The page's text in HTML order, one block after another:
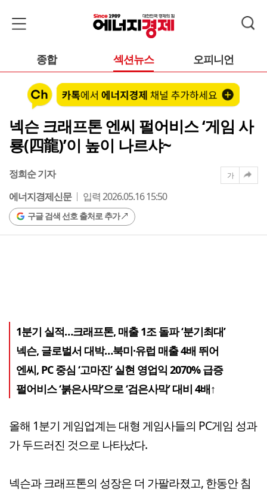
종합 섹션뉴스 오피니언
넥슨 크래프톤 엔씨 펄어비스 ‘게임 사
룡(四龍)’이 높이 나르샤~
정희순 기자
에너지경제신문
입력 2026.05.16 15:50
구글 검색 선호 출처로 추가
가
1분기 실적…크래프톤, 매출 1조 돌파 ‘분기최대’
넥슨, 글로벌서 대박…북미·유럽 매출 4배 뛰어
엔씨, PC 중심 ‘고마진’ 실현 영업익 2070% 급증
펄어비스 ‘붉은사막’으로 ‘검은사막’ 대비 4배↑
올해 1분기 게임업계는 대형 게임사들의 PC게임 성과
가 두드러진 것으로 나타났다.
넥슨과 크래프톤의 성장은 더 가팔라졌고, 한동안 침